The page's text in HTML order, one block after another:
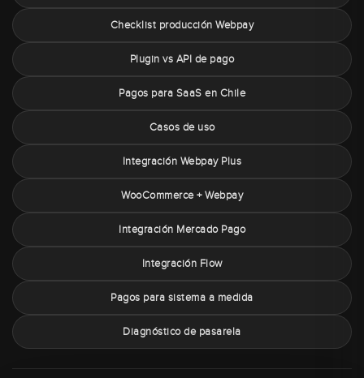
Checklist producción Webpay
Plugin vs API de pago
Pagos para SaaS en Chile
Casos de uso
Integración Webpay Plus
WooCommerce + Webpay
Integración Mercado Pago
Integración Flow
Pagos para sistema a medida
Diagnóstico de pasarela